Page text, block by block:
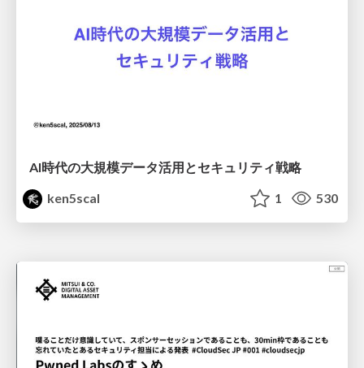
AI時代の大規模データ活用とセキュリティ戦略
ken5scal
1 530